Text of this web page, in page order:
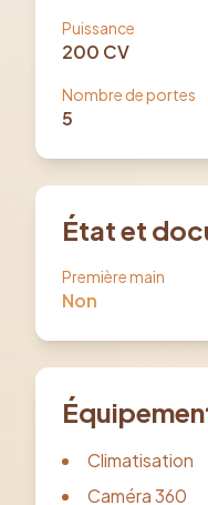
Puissance
200 CV
Nombre de portes
5
État et
Première main
Non
Climatisation
Caméra 360